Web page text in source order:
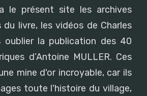
le présent site les archives
du livre, les vidéos de Charles
oublier la publication des 40
d’Antoine MULLER. Ces
mine d'or incroyable, car ils
toute l'histoire du village,